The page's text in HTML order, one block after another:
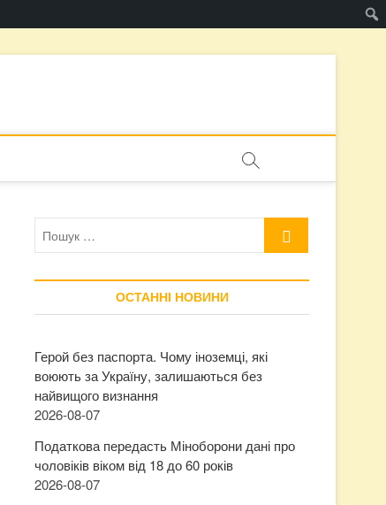
ОСТАННІ НОВИНИ
Герой без паспорта. Чому іноземці, які
воюють за Україну, залишаються без
найвищого визнання
2026-08-07
Податкова передасть Міноборони дані про
чоловіків віком від 18 до 60 років
2026-08-07